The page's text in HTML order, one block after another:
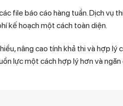
file báo cáo hàng tuần. Dịch vụ
kế hoạch một cách toàn diện.
nâng cao tính khả thi và hợp
lực một cách hợp lý hơn và